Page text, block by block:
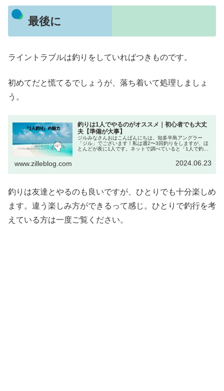
最後に
ライントラブルは釣りをしていればつきものです。
初めてだと慌てるでしょうが、落ち着いて処理しましょ
う。
釣りは1人でやるのがオススメ｜初心者でも大丈
夫【準備が大事】
ジルみなさんおはこんばんにちは。知多半島アングラー
「ジル」でございます！私は週2〜3回釣りをしますが、ほ
とんどが夜に1人です。ネットで調べていると「1人で釣り
www.zilleblog.com 2024.06.23
釣りは友達とやるのも良いですが、ひとりでも十分楽しめ
ます。違う楽しみ方ができるって感じ。ひとりで釣行を考
えている方は一度ご覧ください。